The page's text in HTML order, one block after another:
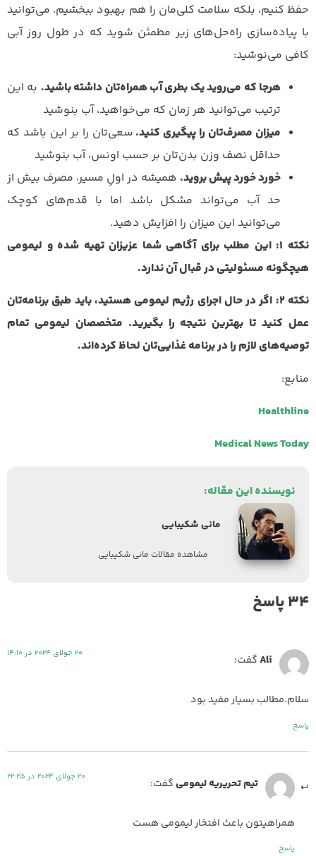
حفظ کنیم، بلکه سلامت کلی‌مان را هم بهبود ببخشیم. می‌توانید
با پیاده‌سازی راه‌حل‌های زیر مطمئن شوید که در طول روز آبی
کافی می‌نوشید:
هرجا که می‌روید یک بطری آب همراه‌تان داشته باشید. به این
ترتیب می‌توانید هر زمان که می‌خواهید، آب بنوشید
میزان مصرف‌تان را پیگیری کنید. سعی‌تان را بر این باشد که
حداقل نصف وزن بدن‌تان بر حسب اونس، آب بنوشید
خورد خورد پیش بروید. همیشه در اولِ مسیر، مصرف بیش از
حد آب می‌تواند مشکل باشد اما با قدم‌های کوچک
می‌توانید این میزان را افزایش دهید.
نکته 1: این مطلب برای آگاهی شما عزیزان تهیه شده و لیمومی
هیچگونه مسئولیتی در قبال آن ندارد.
نکته 2 : اگر در حال اجرای رژیم لیمومی هستید، باید طبق برنامه‌تان
عمل کنید تا بهترین نتیجه را بگیرید. متخصصان لیمومی تمام
توصیه‌های لازم را در برنامه‌ غذایی‌تان لحاظ کرده‌اند.
منابع:
Healthline
Medical News Today
نویسنده این مقاله:
مانی شکیبایی
مشاهده مقالات مانی شکیبایی
34 پاسخ
Aliگفت: 20 جولای 2024 در 14:10
سلام.مطالب بسیار مفید بود
پاسخ
تیم تحریریه لیمومیگفت: 20 جولای 2024 در 22:25
همراهیتون باعث افتخار لیمومی هست
پاسخ